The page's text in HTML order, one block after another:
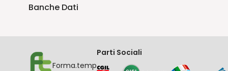
Banche Dati
Forma.temp
Parti Sociali